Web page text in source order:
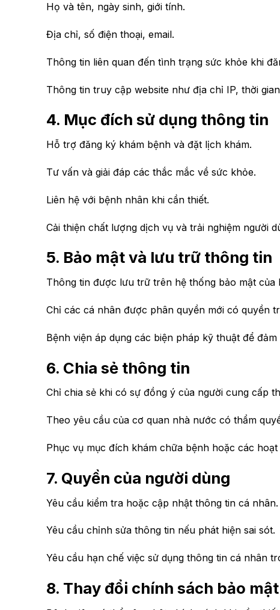
Họ và tên, ngày sinh, giới tính.
Địa chỉ, số điện thoại, email.
Thông tin liên quan đến tình trạng sức khỏe khi
Thông tin truy cập website như địa chỉ IP, thời
4. Mục đích sử dụng thông tin
Hỗ trợ đăng ký khám bệnh và đặt lịch khám.
Tư vấn và giải đáp các thắc mắc về sức khỏe.
Liên hệ với bệnh nhân khi cần thiết.
Cải thiện chất lượng dịch vụ và trải nghiệm người
5. Bảo mật và lưu trữ thông tin
Thông tin được lưu trữ trên hệ thống bảo mật của
Chỉ các cá nhân được phân quyền mới có quyền
Bệnh viện áp dụng các biện pháp kỹ thuật để
6. Chia sẻ thông tin
Chỉ chia sẻ khi có sự đồng ý của người cung cấp
Theo yêu cầu của cơ quan nhà nước có thẩm
Phục vụ mục đích khám chữa bệnh hoặc các
7. Quyền của người dùng
Yêu cầu kiểm tra hoặc cập nhật thông tin cá nhân.
Yêu cầu chỉnh sửa thông tin nếu phát hiện sai sót.
Yêu cầu hạn chế việc sử dụng thông tin cá nhân
8. Thay đổi chính sách bảo mật